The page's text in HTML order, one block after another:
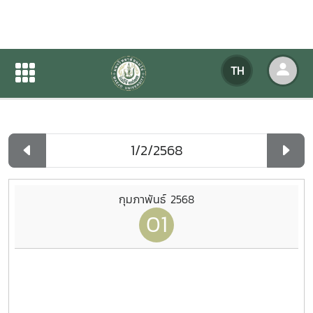
TH
ปฏิทินกิจกรรมของหน่วยงาน
ปฏิทินกิจกรรมของหน่วยงาน
กุมภาพันธ์ 2568
01